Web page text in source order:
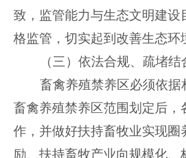
致，监管能力与生态文明建
格监管，切实起到改善生态环
（三）依法合规、疏堵结
畜禽养殖禁养区必须依
畜禽养殖禁养区范围划定后
作，并做好扶持畜牧业实现
励、扶持畜牧产业向规模化